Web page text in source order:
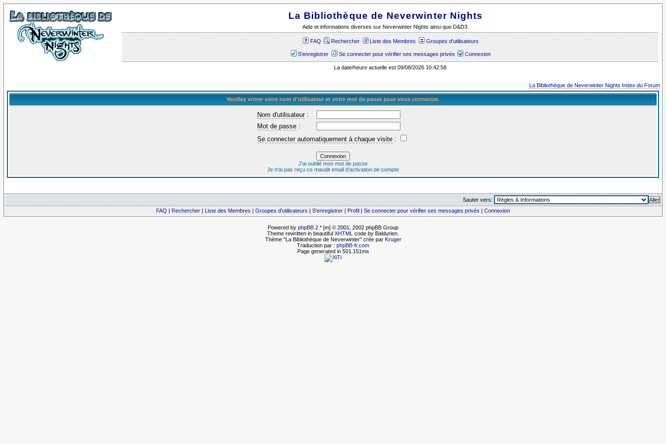
La Bibliothèque de Neverwinter Nights
Aide et informations diverses sur Neverwinter Nights ainsi que D&D3.
FAQ Rechercher Liste des Membres Groupes d'utilisateurs
S'enregistrer Se connecter pour vérifier ses messages privés Connexion
La date/heure actuelle est 09/08/2026 10:42:58
La Bibliothèque de Neverwinter Nights Index du Forum
Veuillez entrer votre nom d'utilisateur et votre mot de passe pour vous connecter.
Nom d'utilisateur:
Mot de passe :
Se connecter automatiquement à chaque visite :
J'ai oublié mon mot de passe
Je n'ai pas reçu ce maudit email d'activation de compte
Sauter vers:
FAQ
Rechercher Liste des Membres Groupes d'utilisateurs S'enregistrer Profil Se connecter pour vérifier ses messages privés Connexion
Powered by phpBB 2.* [m] © 2001, 2002 phpBB Group
Theme rewritten in beautiful XHTML code by Baldurien.
Thème "La Bibliothèque de Neverwinter" crée par Kruger
Traduction par : phpBB-fr.com
Page generated in 501.151ms